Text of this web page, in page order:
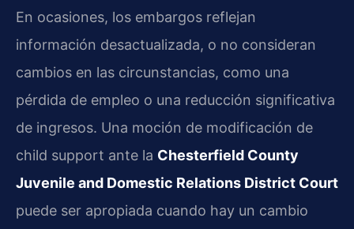
En ocasiones, los embargos reflejan
información desactualizada, o no consideran
cambios en las circunstancias, como una
pérdida de empleo o una reducción significativa
de ingresos. Una moción de modificación de
child support ante la Chesterfield County
Juvenile and Domestic Relations District Court
puede ser apropiada cuando hay un cambio